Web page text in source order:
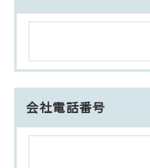
会社電話番号